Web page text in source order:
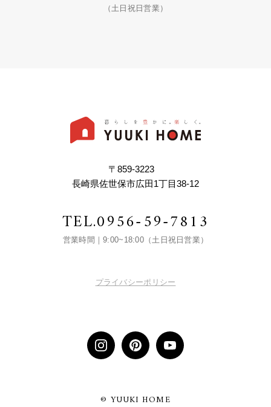
（土日祝日営業）
〒859-3223
長崎県佐世保市広田1丁目38-12
TEL.0956-59-7813
営業時間｜9:00~18:00（土日祝日営業）
プライバシーポリシー
© YUUKI HOME